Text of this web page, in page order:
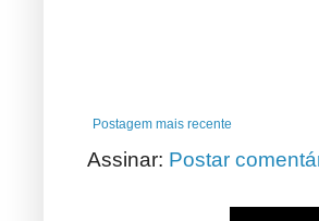
Postagem mais recente
Assinar: Postar